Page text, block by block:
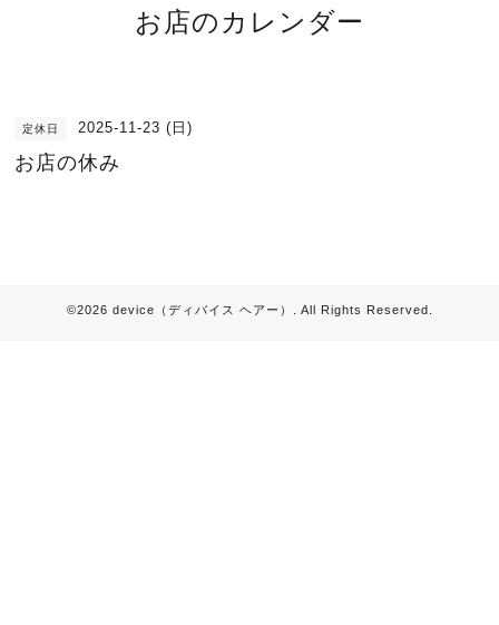
お店のカレンダー
定休日 2025-11-23 (日)
お店の休み
©2026 device（ディバイス ヘアー） . All Rights Reserved.